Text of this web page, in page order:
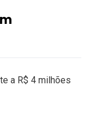
a R$ 4 milhões